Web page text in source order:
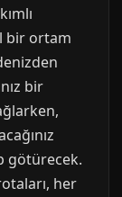
bir ortam
bir
götürecek.
her